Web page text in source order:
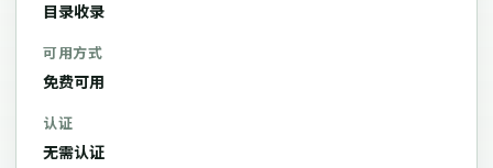
目录收录
可用方式
免费可用
认证
无需认证